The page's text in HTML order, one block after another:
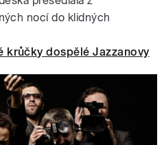
nocí do klidných
krůčky dospělé Jazzanovy